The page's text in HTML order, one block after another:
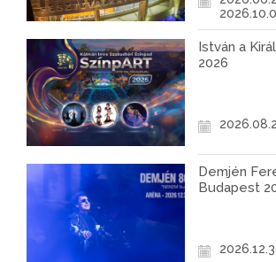
István a
2026
Demjén
Budapest